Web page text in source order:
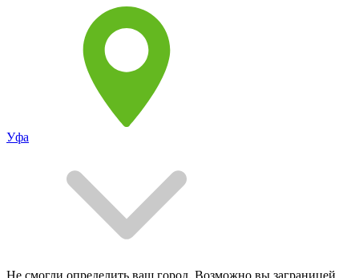
Уфа
Не смогли определить ваш город. Возможно вы заграницей